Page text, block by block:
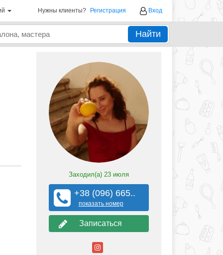
Нужны клиенты? Регистрация Вход
Найти
Заходил(а) 23 июля
+38 (096) 665..
показать номер
Записаться